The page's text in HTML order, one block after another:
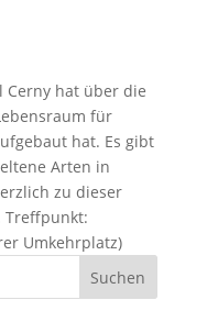
Cerny hat über die
für
hat. Es gibt
Arten in
zu dieser
Treffpunkt:
Umkehrplatz)